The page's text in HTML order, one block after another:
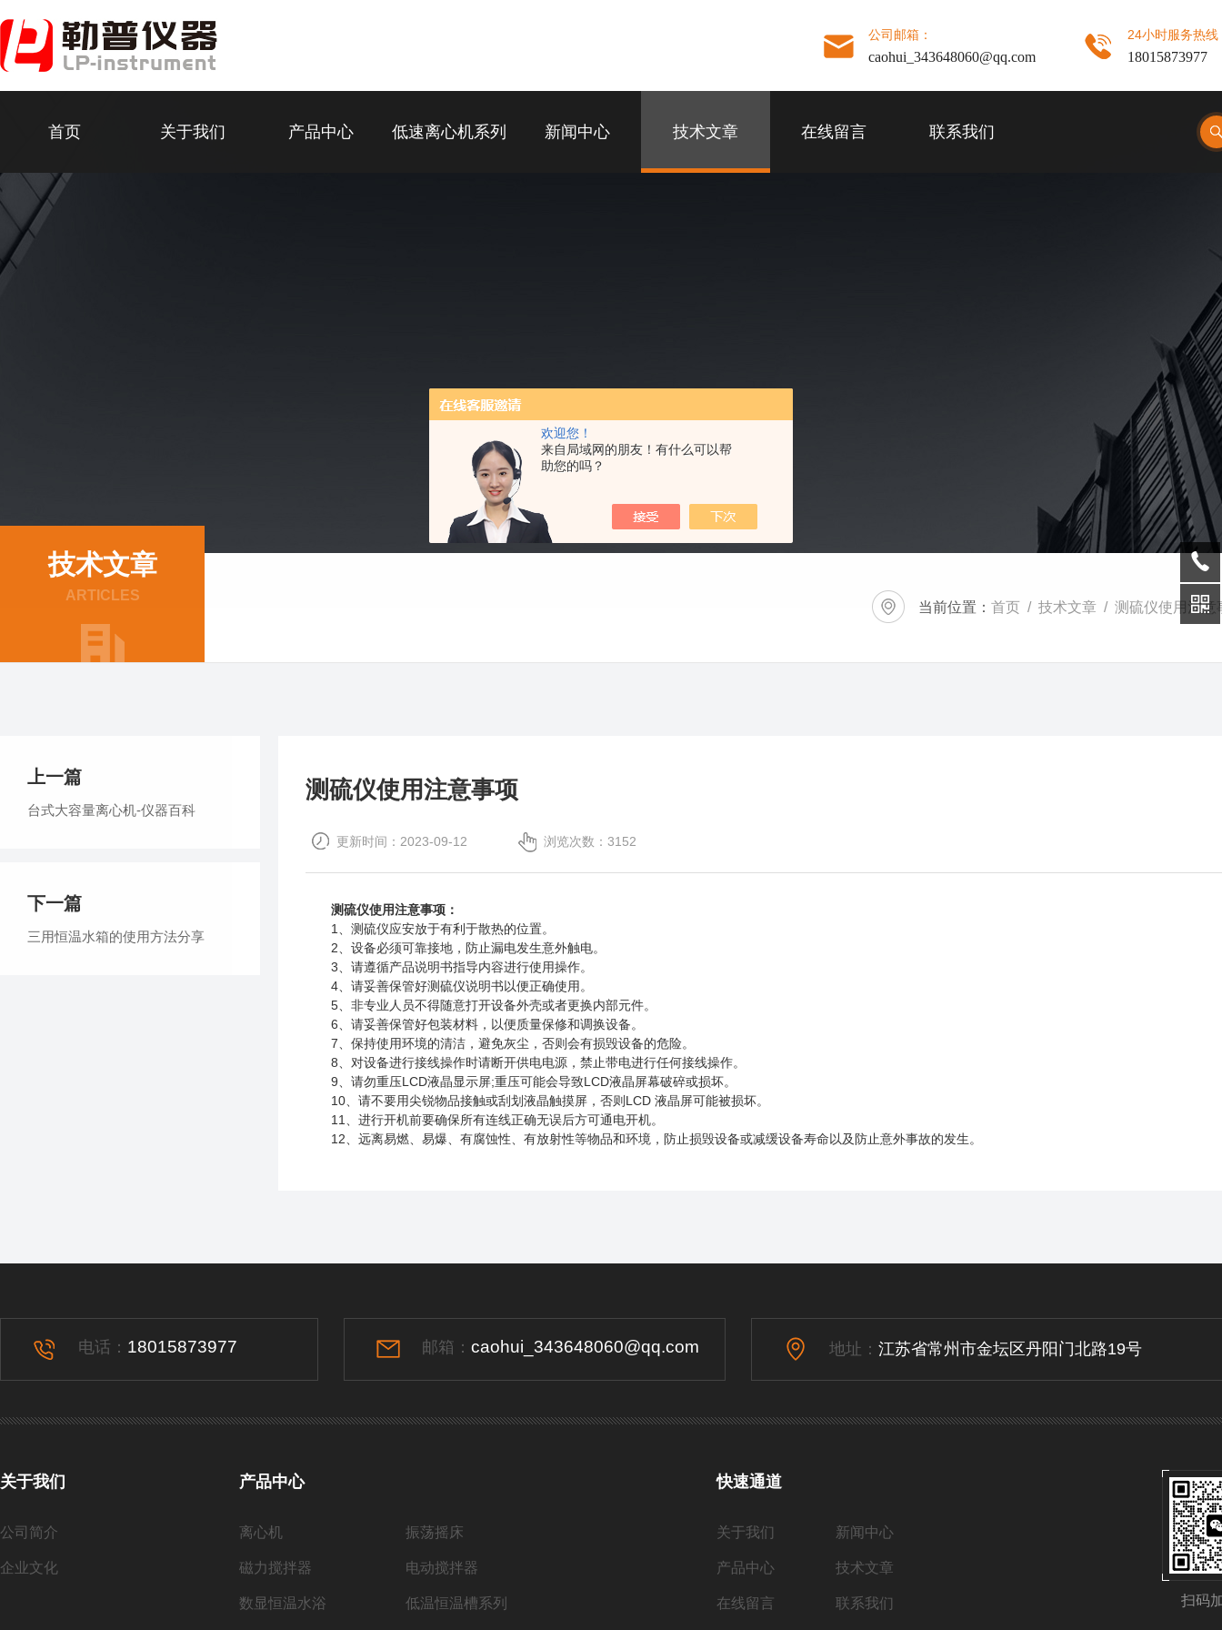
欢迎您！
来自局域网的朋友！有什么可以帮
助您的吗？
公司邮箱：
caohui_343648060@qq.com
24小时服务热线
18015873977
首页 关于我们 产品中心 低速离心机系列 新闻中心 技术文章 在线留言 联系我们
技术文章
ARTICLES
当前位置： 首页 / 技术文章 / 测硫仪使用注意
测硫仪使用注意事项
更新时间：2023-09-12 浏览次数：3152
测硫仪使用注意事项：
1、测硫仪应安放于有利于散热的位置。
2、设备必须可靠接地，防止漏电发生意外触电。
3、请遵循产品说明书指导内容进行使用操作。
4、请妥善保管好测硫仪说明书以便正确使用。
5、非专业人员不得随意打开设备外壳或者更换内部元件。
6、请妥善保管好包装材料，以便质量保修和调换设备。
7、保持使用环境的清洁，避免灰尘，否则会有损毁设备的危险。
8、对设备进行接线操作时请断开供电电源，禁止带电进行任何接线操作。
9、请勿重压LCD液晶显示屏;重压可能会导致LCD液晶屏幕破碎或损坏。
10、请不要用尖锐物品接触或刮划液晶触摸屏，否则LCD 液晶屏可能被损坏。
11、进行开机前要确保所有连线正确无误后方可通电开机。
12、远离易燃、易爆、有腐蚀性、有放射性等物品和环境，防止损毁设备或减缓设备寿命以及防止意外事故的发生。
上一篇
台式大容量离心机-仪器百科
下一篇
三用恒温水箱的使用方法分享
电话： 18015873977 邮箱： caohui_343648060@qq.com 地址： 江苏省常州市金坛区丹阳门北路19号
关于我们
公司简介
企业文化
产品中心
离心机 振荡摇床
磁力搅拌器 电动搅拌器
数显恒温水浴 低温恒温槽系列
快速通道
关于我们 新闻中心
产品中心 技术文章
在线留言 联系我们 扫码